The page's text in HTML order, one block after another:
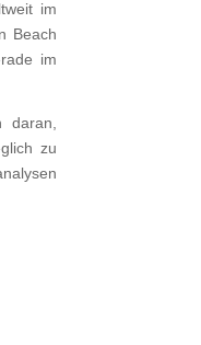
im
Beach
im
daran,
zu